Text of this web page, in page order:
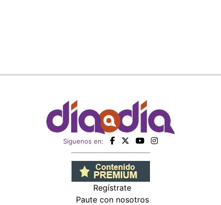
Siguenos en:
Regístrate
Paute con nosotros